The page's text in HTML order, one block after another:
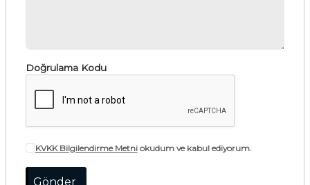
Doğrulama Kodu
KVKK Bilgilendirme Metniokudum ve kabul ediyorum.